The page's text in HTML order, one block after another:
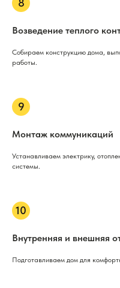
Возведение теплого
Собираем конструкцию дома,
работы.
Монтаж коммуникаций
Устанавливаем электрику,
системы.
Внутренняя и внешняя
Подготавливаем дом для